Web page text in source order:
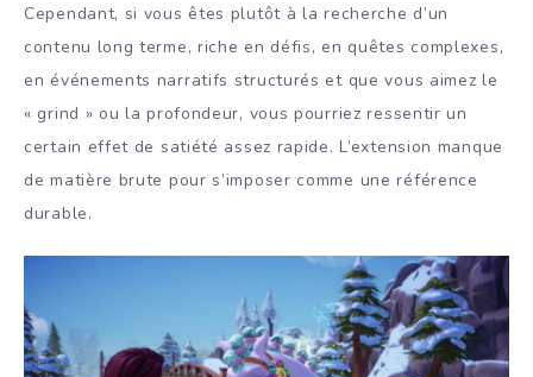
Cependant, si vous êtes plutôt à la recherche d’un
contenu long terme, riche en défis, en quêtes complexes,
en événements narratifs structurés et que vous aimez le
« grind » ou la profondeur, vous pourriez ressentir un
certain effet de satiété assez rapide. L’extension manque
de matière brute pour s’imposer comme une référence
durable.